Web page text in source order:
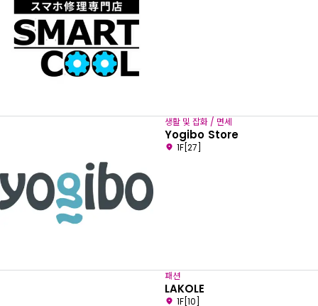
생활 및 잡화 / 면세
Yogibo Store
1F[27]
패션
LAKOLE
1F[10]